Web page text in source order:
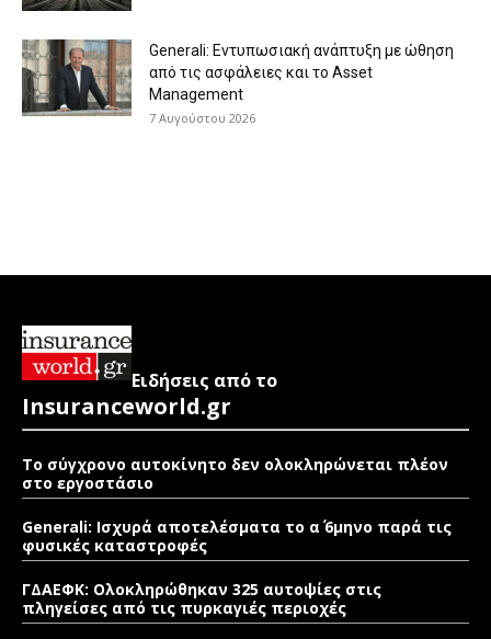
Generali: Eντυπωσιακή ανάπτυξη με ώθηση
από τις ασφάλειες και το Asset
Management
7 Αυγούστου 2026
Ειδήσεις από το
Insuranceworld.gr
Το σύγχρονο αυτοκίνητο δεν ολοκληρώνεται πλέον
στο εργοστάσιο
Generali: Ισχυρά αποτελέσματα το α΄ 6μηνο παρά τις
φυσικές καταστροφές
ΓΔΑΕΦΚ: Ολοκληρώθηκαν 325 αυτοψίες στις
πληγείσες από τις πυρκαγιές περιοχές